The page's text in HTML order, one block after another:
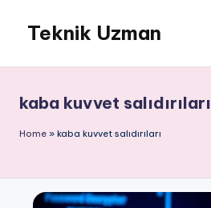
content
Teknik Uzman
kaba kuvvet salıdırıları
Home » kaba kuvvet salıdırıları